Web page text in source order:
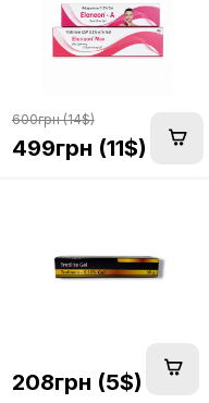
600грн (14$)
499грн (11$)
208грн (5$)